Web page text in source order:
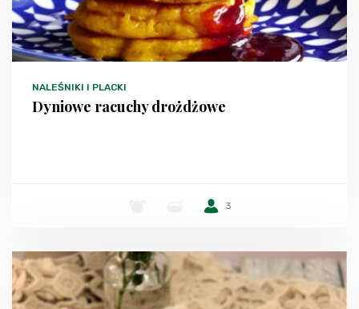
NALEŚNIKI I PLACKI
Dyniowe racuchy drożdżowe
3